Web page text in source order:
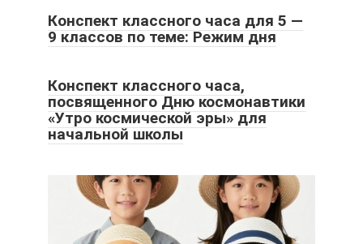
Конспект классного часа для 5 —
9 классов по теме: Режим дня
Конспект классного часа,
посвященного Дню космонавтики
«Утро космической эры» для
начальной школы